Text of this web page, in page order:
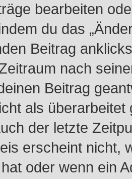
bearbeiten
du das
Beitrag
nach
Beitrag
als
der letzte
erscheint nicht,
oder wenn ein